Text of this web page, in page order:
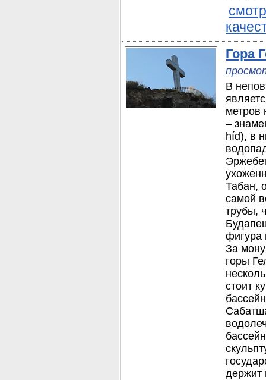
Гора
В
метров
–
híd), в
Табан,
самой
трубы,
фигура
За
горы
стоит
держит